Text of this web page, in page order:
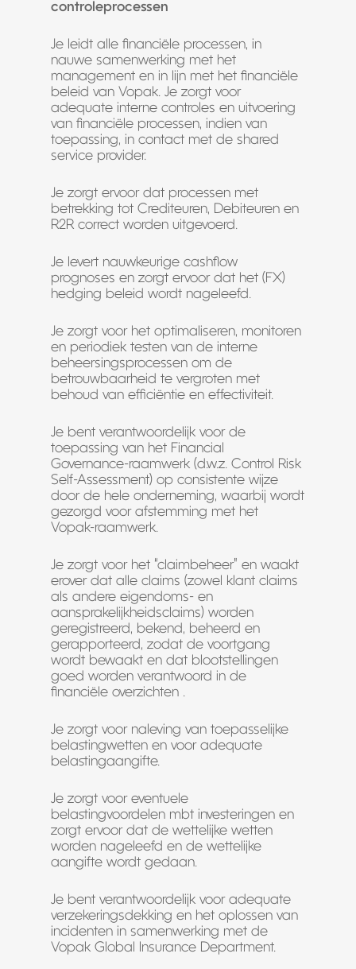
controleprocessen
Je leidt alle financiële processen, in
nauwe samenwerking met het
management en in lijn met het financiële
beleid van Vopak. Je zorgt voor
adequate interne controles en uitvoering
van financiële processen, indien van
toepassing, in contact met de shared
service provider.
Je zorgt ervoor dat processen met
betrekking tot Crediteuren, Debiteuren en
R2R correct worden uitgevoerd.
Je levert nauwkeurige cashflow
prognoses en zorgt ervoor dat het (FX)
hedging beleid wordt nageleefd.
Je zorgt voor het optimaliseren, monitoren
en periodiek testen van de interne
beheersingsprocessen om de
betrouwbaarheid te vergroten met
behoud van efficiëntie en effectiviteit.
Je bent verantwoordelijk voor de
toepassing van het Financial
Governance-raamwerk (d.w.z. Control Risk
Self-Assessment) op consistente wijze
door de hele onderneming, waarbij wordt
gezorgd voor afstemming met het
Vopak-raamwerk.
Je zorgt voor het “claimbeheer” en waakt
erover dat alle claims (zowel klant claims
als andere eigendoms- en
aansprakelijkheidsclaims) worden
geregistreerd, bekend, beheerd en
gerapporteerd, zodat de voortgang
wordt bewaakt en dat blootstellingen
goed worden verantwoord in de
financiële overzichten .
Je zorgt voor naleving van toepasselijke
belastingwetten en voor adequate
belastingaangifte.
Je zorgt voor eventuele
belastingvoordelen mbt investeringen en
zorgt ervoor dat de wettelijke wetten
worden nageleefd en de wettelijke
aangifte wordt gedaan.
Je bent verantwoordelijk voor adequate
verzekeringsdekking en het oplossen van
incidenten in samenwerking met de
Vopak Global Insurance Department.